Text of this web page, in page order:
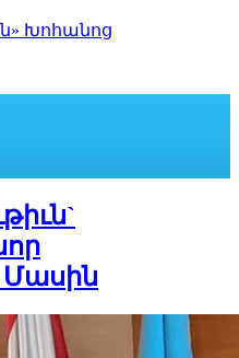
Խոհանոց
Մասին